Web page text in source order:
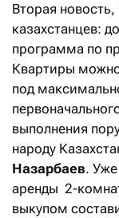
Вторая
казахстанцев:
программа по
Квартиры можно
под
выполнения
народу
Назарбаев. Уже
аренды 2-
выкупом